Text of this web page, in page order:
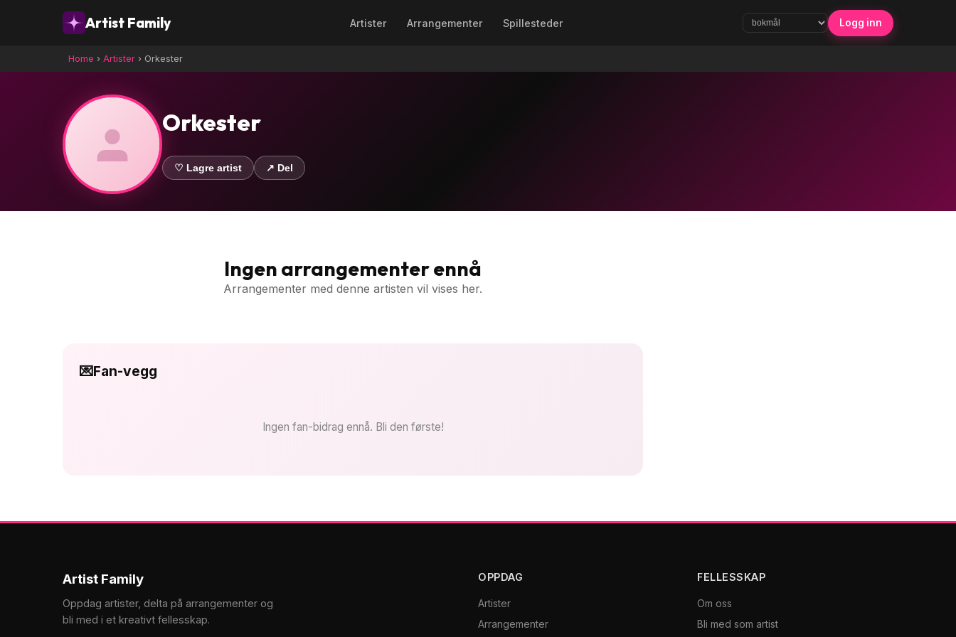
Artist Family Artister Arrangementer Spillesteder Logg inn
Home › Artister › Orkester
Orkester
♡ Lagre artist ↗ Del
Ingen arrangementer ennå
Arrangementer med denne artisten vil vises her.
💌Fan-vegg
Ingen fan-bidrag ennå. Bli den første!
Artist Family
Oppdag artister, delta på arrangementer og
bli med i et kreativt fellesskap.
OPPDAG
Artister
Arrangementer
FELLESSKAP
Om oss
Bli med som artist